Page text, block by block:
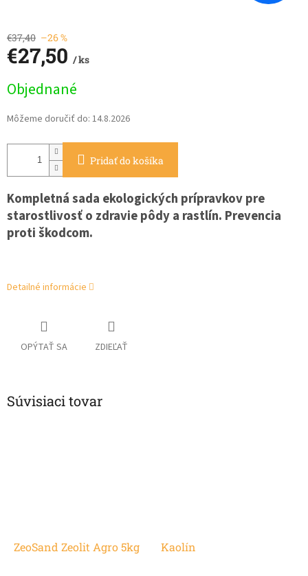
€37,40 –26 %
€27,50 / ks
cena:
Objednané
Môžeme doručiť do: 14.8.2026
Pridať do košíka
Kompletná sada ekologických prípravkov pre
starostlivosť o zdravie pôdy a rastlín. Prevencia
proti škodcom.
Detailné informácie
OPÝTAŤ SA ZDIEĽAŤ
Súvisiaci tovar
ZeoSand Zeolit Agro 5kg Kaolín